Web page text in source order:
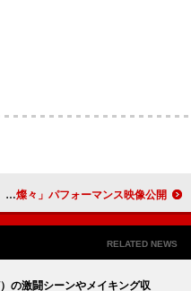
いきものがかり、NHK『SONGS』出演時の「生きて、燦々」パフォーマンス映像公開
RELATED NEWS
の激闘シーンやメイキング収